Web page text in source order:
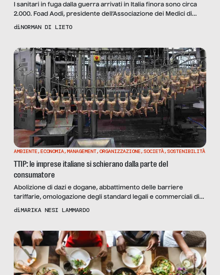
I sanitari in fuga dalla guerra arrivati in Italia finora sono circa
2.000. Foad Aodi, presidente dell’Associazione dei Medici di
origine Straniera in Italia: “Accogliamo medici e infermieri russi
chiedono aiuto per emigrare”.
diNORMAN DI LIETO
AMBIENTE,ECONOMIA,MANAGEMENT,ORGANIZZAZIONE, SOCIETÀ, SOSTENIBILITÀ
TTIP: le imprese italiane si schierano dalla parte del
consumatore
Abolizione di dazi e dogane, abbattimento delle barriere
tariffarie, omologazione degli standard legali e commerciali di
Europa e Stati Uniti, le due aree economicamente più potenti
secondo i detrattori, sarebbe derogata a favore di […]
diMARIKA NESI LAMMARDO